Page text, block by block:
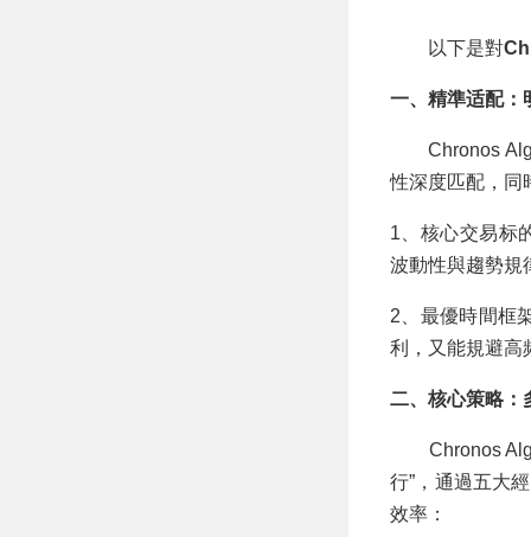
以下是對
一、精準适配：
Chronos Algo
性深度匹配，同
1、核心交易标
波動性與趨勢規
2、最優時間框
利，又能規避高
二、核心策略：
Chronos Algo
行”，通過五大
效率：